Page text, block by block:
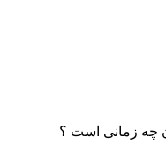
چه زمانی است ؟